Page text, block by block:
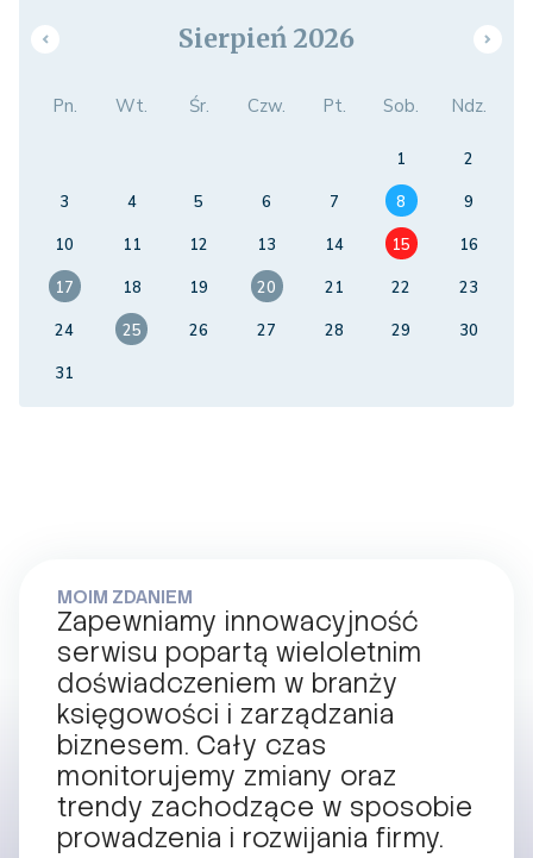
Sierpień 2026
Pn. Wt. Śr. Czw. Pt. Sob. Ndz.
1
2
3
4 5 6 7 8
9
10
11 12 13 14 15
16
17
18 19 20 21 22
23
24
25 26 27 28 29
30
31
MOIM ZDANIEM
Zapewniamy innowacyjność
serwisu popartą wieloletnim
doświadczeniem w branży
księgowości i zarządzania
biznesem. Cały czas
monitorujemy zmiany oraz
trendy zachodzące w sposobie
prowadzenia i rozwijania firmy.